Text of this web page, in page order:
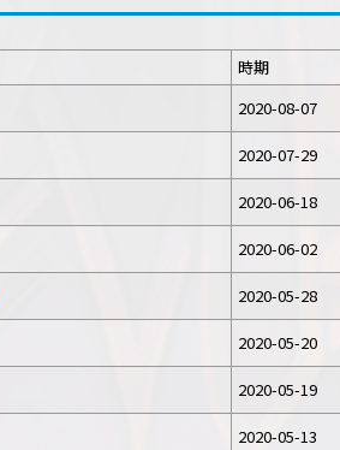
時期
2020-08-07
2020-07-29
2020-06-18
2020-06-02
2020-05-28
2020-05-20
2020-05-19
2020-05-13